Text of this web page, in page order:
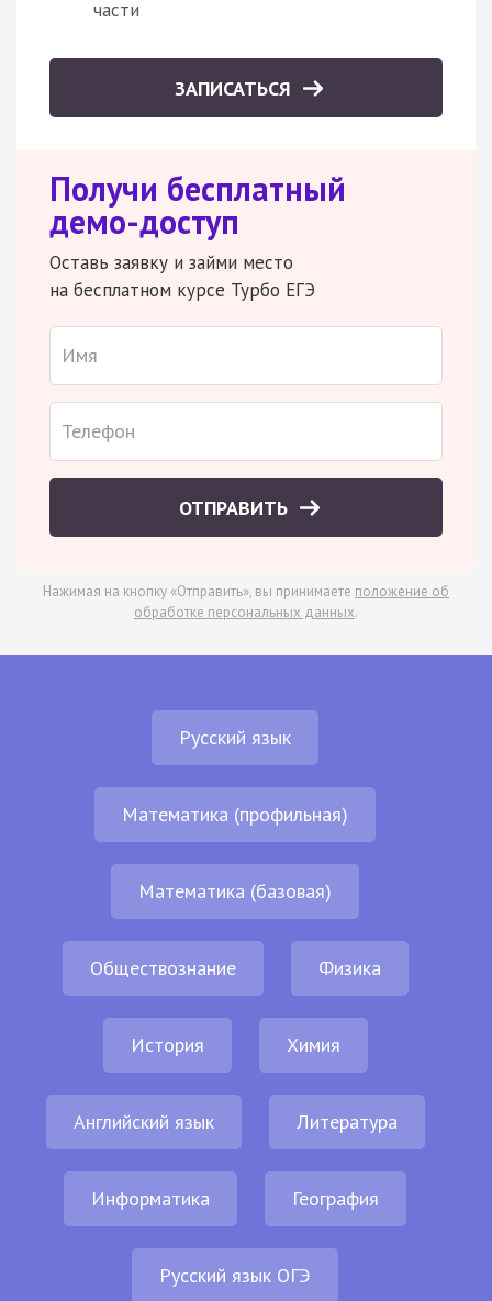
части
ЗАПИСАТЬСЯ
Получи бесплатный
демо-доступ
Оставь заявку и займи место
на бесплатном курсе Турбо ЕГЭ
ОТПРАВИТЬ
Нажимая на кнопку «Отправить», вы принимаете положение об
обработке персональных данных.
Русский язык
Математика (профильная)
Математика (базовая)
Обществознание Физика
История Химия
Английский язык Литература
Информатика География
Русский язык ОГЭ